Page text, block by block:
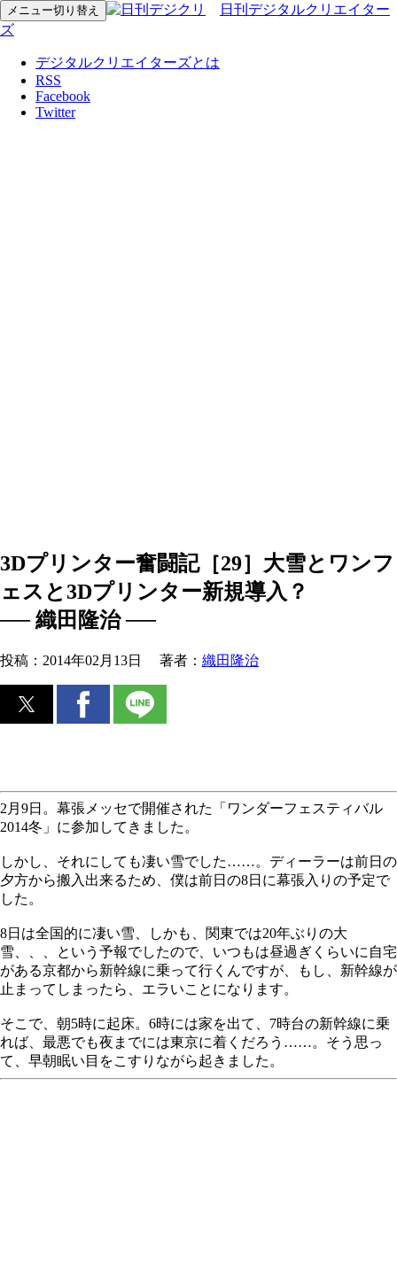
メニュー切り替え
日刊デジタルクリエイター
ズ
デジタルクリエイターズとは
RSS
Facebook
Twitter
3Dプリンター奮闘記［29］大雪とワンフ
ェスと3Dプリンター新規導入？
── 織田隆治 ──
投稿： 2014年02月13日 著者： 織田隆治
2月9日。幕張メッセで開催された「ワンダーフェスティバル
2014冬」に参加してきました。
しかし、それにしても凄い雪でした……。ディーラーは前日の
夕方から搬入出来るため、僕は前日の8日に幕張入りの予定で
した。
8日は全国的に凄い雪、しかも、関東では20年ぶりの大
雪、、、という予報でしたので、いつもは昼過ぎくらいに自宅
がある京都から新幹線に乗って行くんですが、もし、新幹線が
止まってしまったら、エラいことになります。
そこで、朝5時に起床。6時には家を出て、7時台の新幹線に乗
れば、最悪でも夜までには東京に着くだろう……。そう思っ
て、早朝眠い目をこすりながら起きました。